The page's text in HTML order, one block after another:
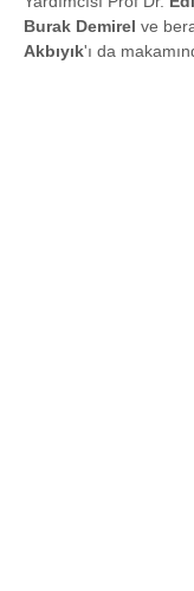
Burak Demirel ve
Akbıyık'ı da